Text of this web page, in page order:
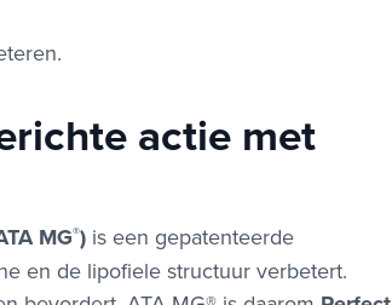
actie met
MG®) is een gepatenteerde
en de lipofiele structuur verbetert.